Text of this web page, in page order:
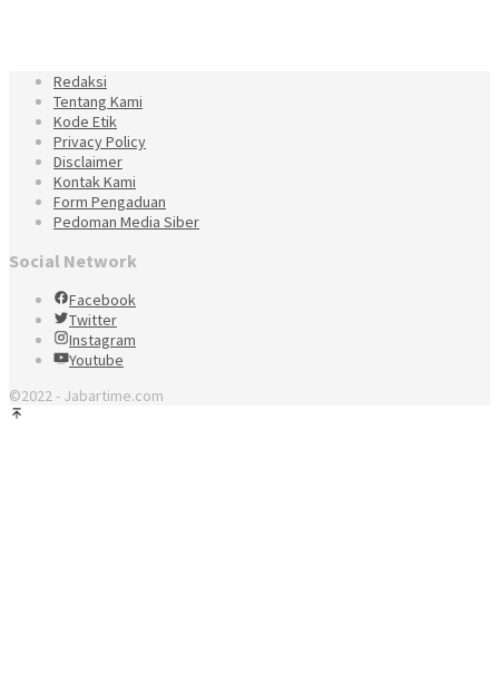
Redaksi
Tentang Kami
Kode Etik
Privacy Policy
Disclaimer
Kontak Kami
Form Pengaduan
Pedoman Media Siber
Social Network
Facebook
Twitter
Instagram
Youtube
©2022 - Jabartime.com